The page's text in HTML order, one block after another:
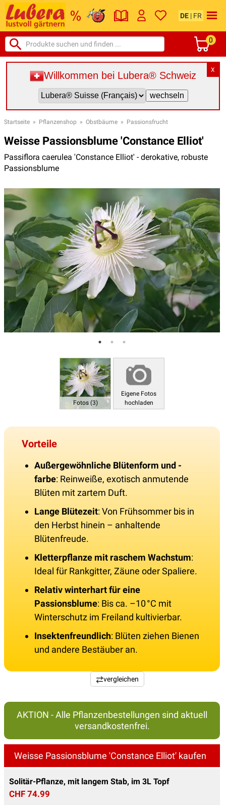
DE | FR
0
X
Willkommen bei Lubera® Schweiz
Startseite » Pflanzenshop » Obstbäume » Passionsfrucht
Weisse Passionsblume 'Constance Elliot'
Passiflora caerulea 'Constance Elliot' - derokative, robuste
Passionsblume
Fotos (3)
Eigene Fotos
hochladen
Vorteile
Außergewöhnliche Blütenform und -
farbe: Reinweiße, exotisch anmutende
Blüten mit zartem Duft.
Lange Blütezeit: Von Frühsommer bis in
den Herbst hinein – anhaltende
Blütenfreude.
Kletterpflanze mit raschem Wachstum:
Ideal für Rankgitter, Zäune oder Spaliere.
Relativ winterhart für eine
Passionsblume: Bis ca. –10 °C mit
Winterschutz im Freiland kultivierbar.
Insektenfreundlich: Blüten ziehen Bienen
und andere Bestäuber an.
vergleichen
AKTION - Alle Pflanzenbestellungen sind aktuell
versandkostenfrei.
Weisse Passionsblume 'Constance Elliot' kaufen
Solitär-Pflanze, mit langem Stab, im 3L Topf
CHF 74.99